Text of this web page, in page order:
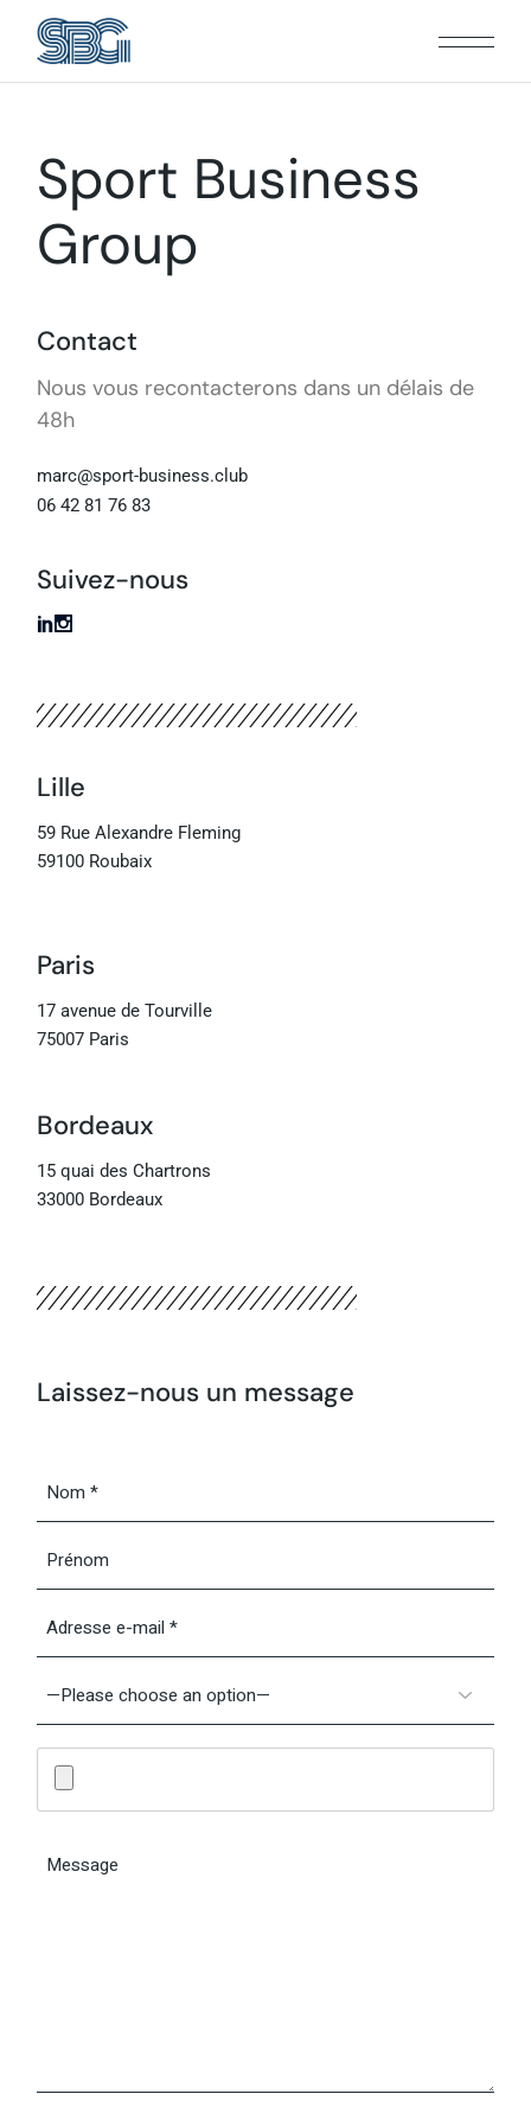
Sport Business
Group
Contact
Nous vous recontacterons dans un délais de
48h
marc@sport-business.club
06 42 81 76 83
Suivez-nous
Lille
59 Rue Alexandre Fleming
59100 Roubaix
Paris
17 avenue de Tourville
75007 Paris
Bordeaux
15 quai des Chartrons
33000 Bordeaux
Laissez-nous un message